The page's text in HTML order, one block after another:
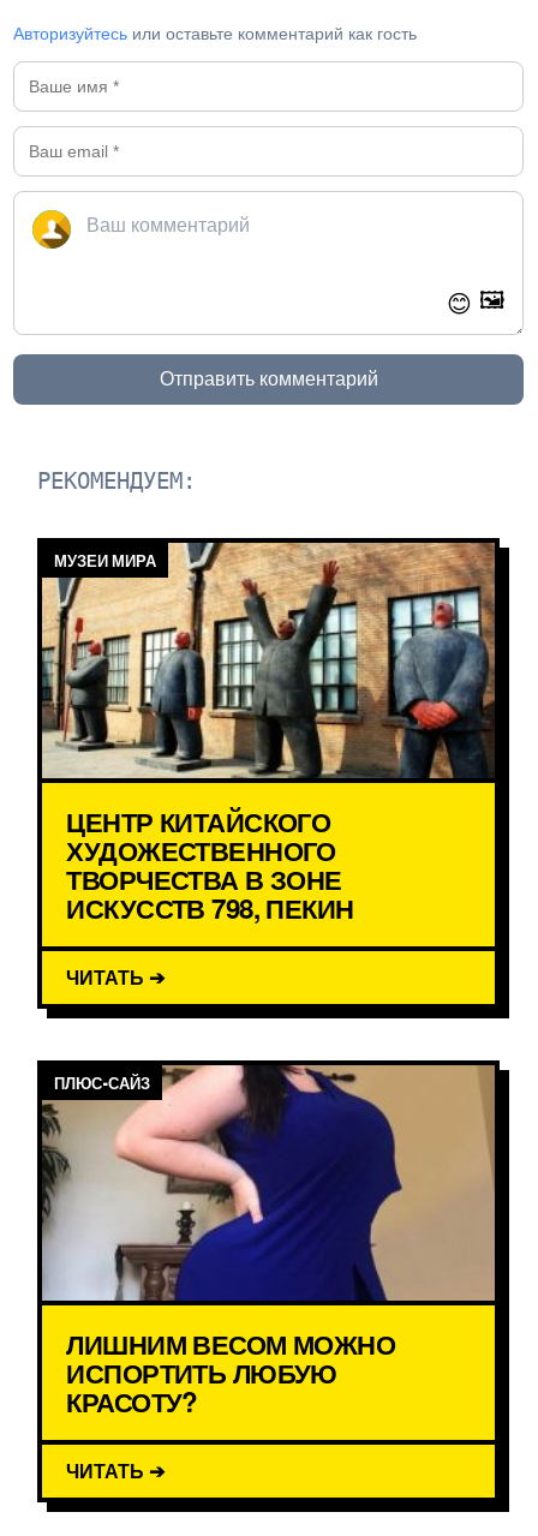
Авторизуйтесь или оставьте комментарий как гость
😊 🖼️
Отправить комментарий
РЕКОМЕНДУЕМ:
МУЗЕИ МИРА
ЦЕНТР КИТАЙСКОГО
ХУДОЖЕСТВЕННОГО
ТВОРЧЕСТВА В ЗОНЕ
ИСКУССТВ 798, ПЕКИН
ЧИТАТЬ ➔
ПЛЮС-САЙЗ
ЛИШНИМ ВЕСОМ МОЖНО
ИСПОРТИТЬ ЛЮБУЮ
КРАСОТУ?
ЧИТАТЬ ➔